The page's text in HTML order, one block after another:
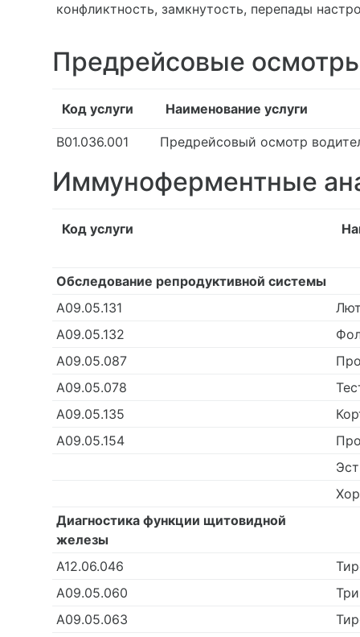
конфликтность, замкнутость, перепады
Предрейсовые
Код услуги Наименование услуги
В01.036.001 Предрейсовый осмотр
Иммуноферментные
Код услуги
Обследование репродуктивной системы
А09.05.131
А09.05.132
А09.05.087
А09.05.078
А09.05.135
А09.05.154
Диагностика функции щитовидной
железы
А12.06.046
А09.05.060
А09.05.063